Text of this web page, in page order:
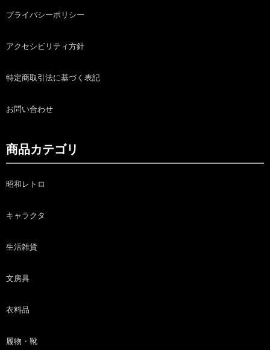
プライバシーポリシー
アクセシビリティ方針
特定商取引法に基づく表記
お問い合わせ
商品カテゴリ
昭和レトロ
キャラクタ
生活雑貨
文房具
衣料品
履物・靴